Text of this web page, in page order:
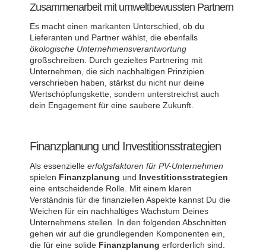
Zusammenarbeit mit umweltbewussten Partnern
Es macht einen markanten Unterschied, ob du
Lieferanten und Partner wählst, die ebenfalls
ökologische Unternehmensverantwortung
großschreiben. Durch gezieltes Partnering mit
Unternehmen, die sich nachhaltigen Prinzipien
verschrieben haben, stärkst du nicht nur deine
Wertschöpfungskette, sondern unterstreichst auch
dein Engagement für eine saubere Zukunft.
Finanzplanung und Investitionsstrategien
Als essenzielle erfolgsfaktoren für PV-Unternehmen
spielen Finanzplanung und Investitionsstrategien
eine entscheidende Rolle. Mit einem klaren
Verständnis für die finanziellen Aspekte kannst Du die
Weichen für ein nachhaltiges Wachstum Deines
Unternehmens stellen. In den folgenden Abschnitten
gehen wir auf die grundlegenden Komponenten ein,
die für eine solide Finanzplanung erforderlich sind.